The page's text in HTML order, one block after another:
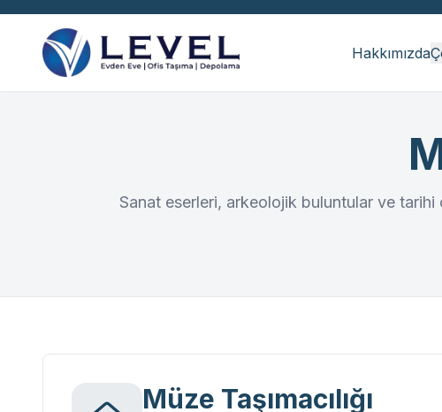
Hakkımızda
Sanat eserleri, arkeolojik buluntular ve
Müze Taşımacılığı